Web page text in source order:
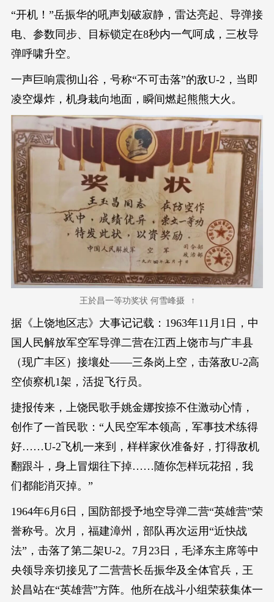
“开机！”岳振华的吼声划破寂静，雷达亮起、导弹接
电、参数同步、目标锁定在8秒内一气呵成，三枚导
弹呼啸升空。
一声巨响震彻山谷，号称“不可击落”的敌U-2，当即
凌空爆炸，机身栽向地面，瞬间燃起熊熊大火。
王於昌一等功奖状 何雪峰摄
据《上饶地区志》大事记记载：1963年11月1日，中
国人民解放军空军导弹二营在江西上饶市与广丰县
（现广丰区）接壤处——三条岗上空，击落敌U-2高
空侦察机1架，活捉飞行员。
捷报传来，上饶民歌手姚金娜按捺不住激动心情，
创作了一首民歌：“人民空军本领高，军事技术练得
好……U-2飞机一来到，样样家伙准备好，打得敌机
翻跟斗，身上冒烟往下掉……随你怎样玩花招，我
们都能消灭掉。”
1964年6月6日，国防部授予地空导弹二营“英雄营”荣
誉称号。次月，福建漳州，部队再次运用“近快战
法”，击落了第二架U-2。7月23日，毛泽东主席等中
央领导亲切接见了二营营长岳振华及全体官兵，王
於昌站在“英雄营”方阵。他所在战斗小组荣获集体一